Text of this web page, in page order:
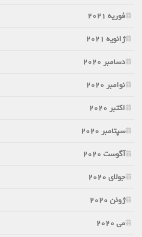
فوریه 2021
ژانویه 2021
دسامبر 2020
نوامبر 2020
اکتبر 2020
سپتامبر 2020
آگوست 2020
جولای 2020
ژوئن 2020
می 2020